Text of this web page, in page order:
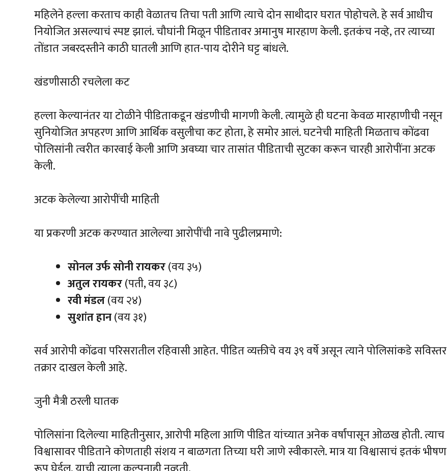
महिलेने हल्ला करताच काही वेळातच तिचा पती आणि त्याचे दोन साथीदार घरात पोहोचले. हे सर्व आधीच
नियोजित असल्याचं स्पष्ट झालं. चौघांनी मिळून पीडितावर अमानुष मारहाण केली. इतकंच नव्हे, तर त्याच्या
तोंडात जबरदस्तीने काठी घातली आणि हात-पाय दोरीने घट्ट बांधले.
खंडणीसाठी रचलेला कट
हल्ला केल्यानंतर या टोळीने पीडिताकडून खंडणीची मागणी केली. त्यामुळे ही घटना केवळ मारहाणीची नसून
सुनियोजित अपहरण आणि आर्थिक वसुलीचा कट होता, हे समोर आलं. घटनेची माहिती मिळताच कोंढवा
पोलिसांनी त्वरीत कारवाई केली आणि अवघ्या चार तासांत पीडिताची सुटका करून चारही आरोपींना अटक
केली.
अटक केलेल्या आरोपींची माहिती
या प्रकरणी अटक करण्यात आलेल्या आरोपींची नावे पुढीलप्रमाणे:
सोनल उर्फ सोनी रायकर(वय ३५)
अतुल रायकर(पती, वय ३८)
रवी मंडल(वय २४)
सुशांत हान(वय ३१)
सर्व आरोपी कोंढवा परिसरातील रहिवासी आहेत. पीडित व्यक्तीचे वय ३९ वर्षे असून त्याने पोलिसांकडे सविस्तर
तक्रार दाखल केली आहे.
जुनी मैत्री ठरली घातक
पोलिसांना दिलेल्या माहितीनुसार, आरोपी महिला आणि पीडित यांच्यात अनेक वर्षांपासून ओळख होती. त्याच
विश्वासावर पीडिताने कोणताही संशय न बाळगता तिच्या घरी जाणे स्वीकारले. मात्र या विश्वासाचं इतकं भीषण